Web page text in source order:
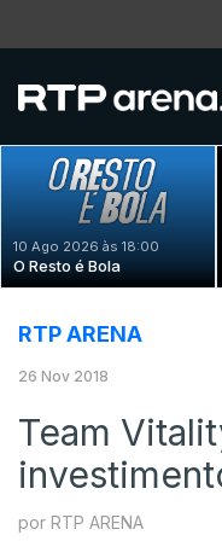
10 Ago 2026 às 18:00
O Resto é Bola
RTP ARENA
26 Nov 2018
Team
por RTP ARENA